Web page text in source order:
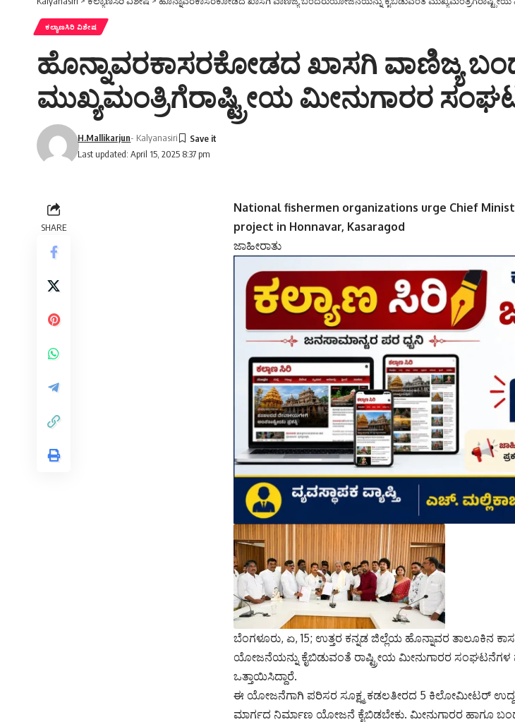
ಕಲ್ಯಾಣಸಿರಿ ವಿಶೇಷ
ಹೊನ್ನಾವರಕಾಸರಕೋಡದ ಖಾಸಗಿ ವಾಣಿಜ್ಯ
ಮುಖ್ಯಮಂತ್ರಿಗೆರಾಷ್ಟ್ರೀಯ ಮೀನುಗಾರರ
Last updated: April 15, 2025 8:37 pm
H.Mallikarjun- Kalyanasiri
SHARE
National fishermen organizations urge Chief
project in Honnavar, Kasaragod
ಜಾಹೀರಾತು
ಬೆಂಗಳೂರು, ಏ, 15; ಉತ್ತರ ಕನ್ನಡ ಜಿಲ್ಲೆಯ ಹೊನ್ನಾವರ ತಾಲೂಕಿನ
ಯೋಜನೆಯನ್ನು ಕೈಬಿಡುವಂತೆ ರಾಷ್ಟ್ರೀಯ ಮೀನುಗಾರರ ಸಂಘಟನೆಗಳ
ಒತ್ತಾಯಿಸಿದ್ದಾರೆ.
ಈ ಯೋಜನೆಗಾಗಿ ಪರಿಸರ ಸೂಕ್ಷ್ಮ ಕಡಲತೀರದ 5 ಕಿಲೋಮೀಟರ್ ಉದ್ದದ
ಮಾರ್ಗದ ನಿರ್ಮಾಣ ಯೋಜನೆ ಕೈಬಿಡಬೇಕು. ಮೀನುಗಾರರ ಹಾಗೂ